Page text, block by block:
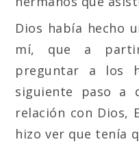
Dios había hecho
mí, que a
preguntar a los
siguiente paso a
relación con Dios,
hizo ver que tenía